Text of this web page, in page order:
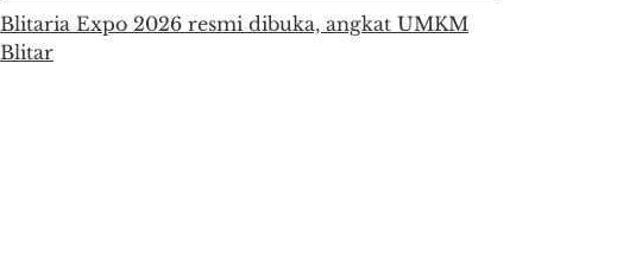
Blitaria Expo 2026 resmi dibuka, angkat UMKM
Blitar